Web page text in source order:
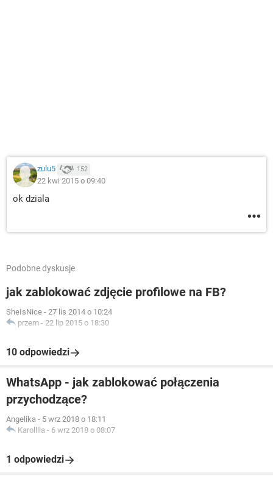
zulu5 152
22 kwi 2015 o 09:40
ok dziala
Podobne dyskusje
jak zablokować zdjęcie profilowe na FB?
SheIsNice - 27 lis 2014 o 10:24
przem - 22 lip 2015 o 18:30
10 odpowiedzi
WhatsApp - jak zablokować połączenia
przychodzące?
Angelika - 5 wrz 2018 o 18:11
Karolllla - 6 wrz 2018 o 08:07
1 odpowiedzi